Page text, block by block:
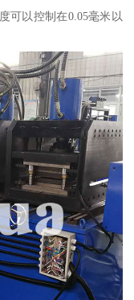
可以控制在0.05毫米以